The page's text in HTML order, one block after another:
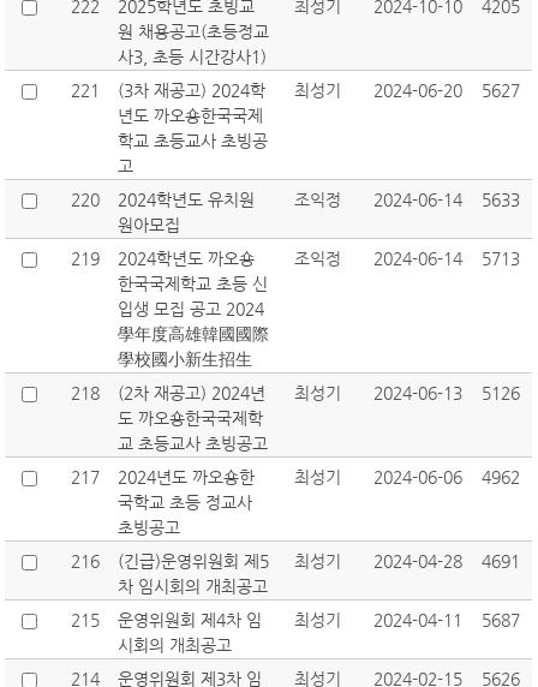
222
2025학년도 초빙교
원 채용공고(초등정교
사3, 초등 시간강사1)
최성기 2024-10-10 4205
221
(3차 재공고) 2024학
년도 까오숑한국국제
학교 초등교사 초빙공
고
최성기 2024-06-20 5627
220
2024학년도 유치원
원아모집
조익정 2024-06-14 5633
219
2024학년도 까오숑
한국국제학교 초등 신
입생 모집 공고 2024
學年度高雄韓國國際
學校國小新生招生
조익정 2024-06-14 5713
218
(2차 재공고) 2024년
도 까오숑한국국제학
교 초등교사 초빙공고
최성기 2024-06-13 5126
217
2024년도 까오숑한
국학교 초등 정교사
초빙공고
최성기 2024-06-06 4962
216
(긴급)운영위원회 제5
차 임시회의 개최공고
최성기 2024-04-28 4691
215
운영위원회 제4차 임
시회의 개최공고
최성기 2024-04-11 5687
214 운영위원회 제3차 임 최성기 2024-02-15 5626